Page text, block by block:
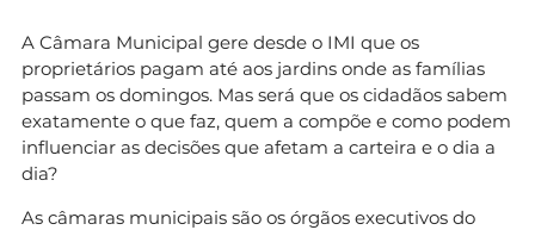
A Câmara Municipal gere desde o IMI que os
proprietários pagam até aos jardins onde as famílias
passam os domingos. Mas será que os cidadãos sabem
exatamente o que faz, quem a compõe e como podem
influenciar as decisões que afetam a carteira e o dia a
dia?
As câmaras municipais são os órgãos executivos do